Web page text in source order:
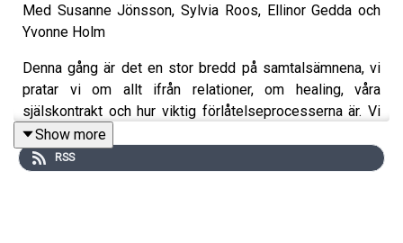
Med Susanne Jönsson, Sylvia Roos, Ellinor Gedda och
Yvonne Holm
Denna gång är det en stor bredd på samtalsämnena, vi
pratar vi om allt ifrån relationer, om healing, våra
själskontrakt och hur viktig förlåtelseprocesserna är. Vi
går också djupare och pratar om missfall och hur det kan
vara läkande att kunna förstå ur ett större perspektiv.
Show more
RSS